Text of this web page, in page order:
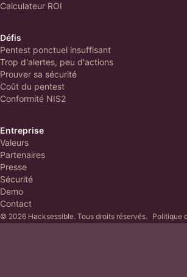
Calculateur ROI
Défis
Pentest ponctuel insuffisant
Trop d'alertes, peu d'actions
Prouver sa sécurité
Coût du pentest
Conformité NIS2
Entreprise
Valeurs
Partenaires
Presse
Sécurité
Demo
Contact
© 2026 Hacksessible. Tous droits réservés. Politique